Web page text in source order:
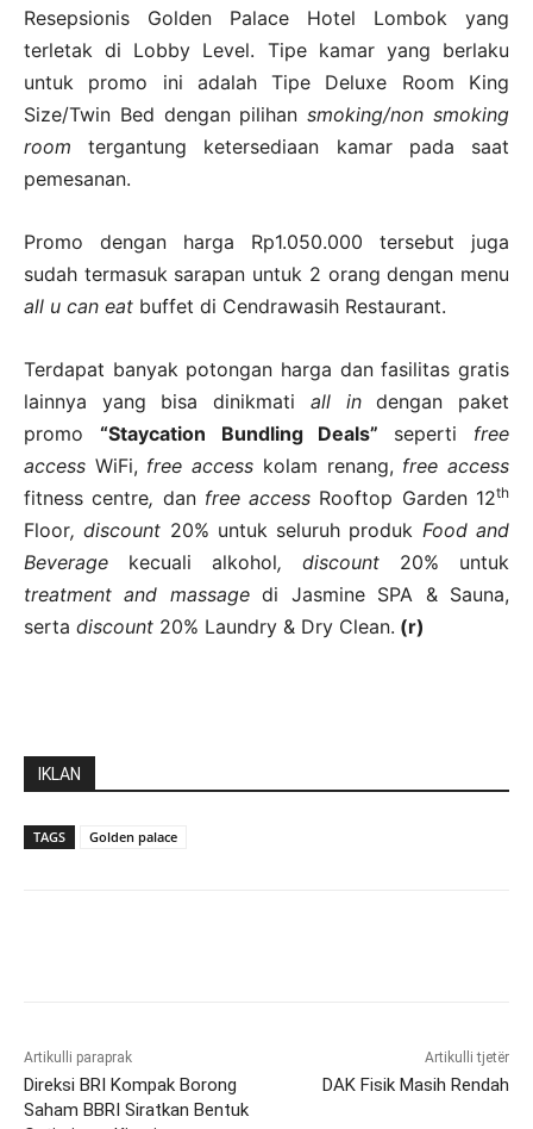
Resepsionis Golden Palace Hotel Lombok yang
terletak di Lobby Level. Tipe kamar yang berlaku
untuk promo ini adalah Tipe Deluxe Room King
Size/Twin Bed dengan pilihan smoking/non smoking
room tergantung ketersediaan kamar pada saat
pemesanan.
Promo dengan harga Rp1.050.000 tersebut juga
sudah termasuk sarapan untuk 2 orang dengan menu
all u can eat buffet di Cendrawasih Restaurant.
Terdapat banyak potongan harga dan fasilitas gratis
lainnya yang bisa dinikmati all indengan paket
promo “Staycation Bundling Deals” seperti free
access WiFi, free access kolam renang, free access
fitness centre, danfree access Rooftop Garden 12th
Floor, discount 20% untuk seluruh produk Food and
Beverage kecuali alkohol, discount 20% untuk
treatment and massagedi Jasmine SPA & Sauna,
serta discount 20% Laundry & Dry Clean. (r)
IKLAN
TAGS Golden palace
Artikulli paraprak
Direksi BRI Kompak Borong
Saham BBRI Siratkan Bentuk
Artikulli tjetër
DAK Fisik Masih Rendah